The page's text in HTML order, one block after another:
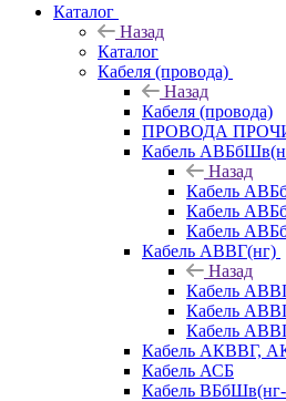
Каталог
Назад
Каталог
Кабеля (провода)
Назад
Кабеля (провода)
ПРОВОДА
Кабель
Назад
Кабель
Кабель
Кабель
Кабель АВВГ(нг)
Назад
Кабель
Кабель
Кабель
Кабель АКВВГ,
Кабель АСБ
Кабель